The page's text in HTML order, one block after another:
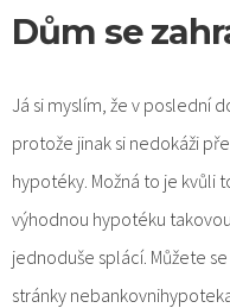
Dům se
Já si myslím, že v poslední
protože jinak si nedokáži
hypotéky. Možná to je kvůli
výhodnou hypotéku
jednoduše splácí. Můžete
stránky